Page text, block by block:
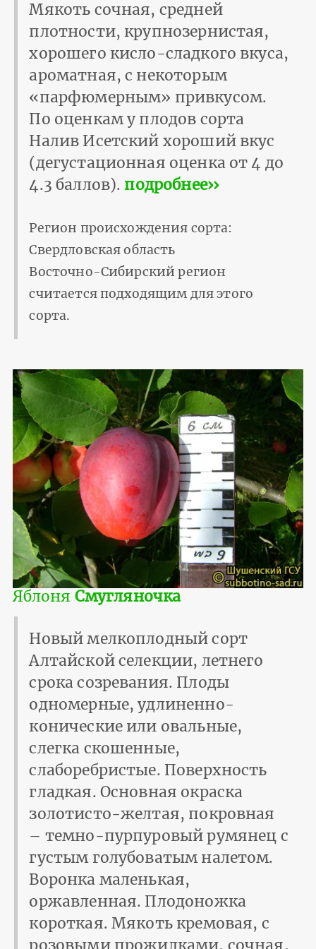
Мякоть сочная, средней
плотности, крупнозернистая,
хорошего кисло-сладкого вкуса,
ароматная, с некоторым
«парфюмерным» привкусом.
По оценкам у плодов сорта
Налив Исетский хороший вкус
(дегустационная оценка от 4 до
4.3 баллов). подробнее››
Регион происхождения сорта:
Свердловская область
Восточно-Сибирский регион
считается подходящим для этого
сорта.
Яблоня Смугляночка
Новый мелкоплодный сорт
Алтайской селекции, летнего
срока созревания. Плоды
одномерные, удлиненно-
конические или овальные,
слегка скошенные,
слаборебристые. Поверхность
гладкая. Основная окраска
золотисто-желтая, покровная
– темно-пурпуровый румянец с
густым голубоватым налетом.
Воронка маленькая,
оржавленная. Плодоножка
короткая. Мякоть кремовая, с